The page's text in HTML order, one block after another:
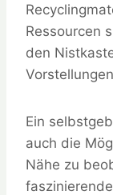
Ressourcen
den
Ein
auch die
Nähe zu